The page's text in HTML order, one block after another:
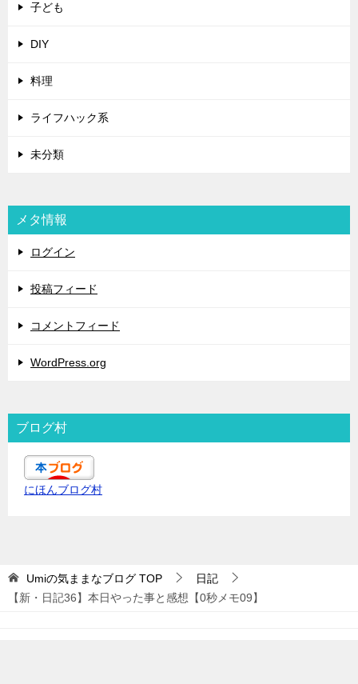
子ども
DIY
料理
ライフハック系
未分類
メタ情報
ログイン
投稿フィード
コメントフィード
WordPress.org
ブログ村
にほんブログ村
Umiの気ままなブログ TOP
日記
【新・日記36】本日やった事と感想【0秒メモ09】